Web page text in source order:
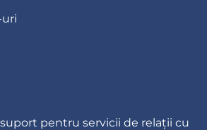
pentru servicii de relații cu